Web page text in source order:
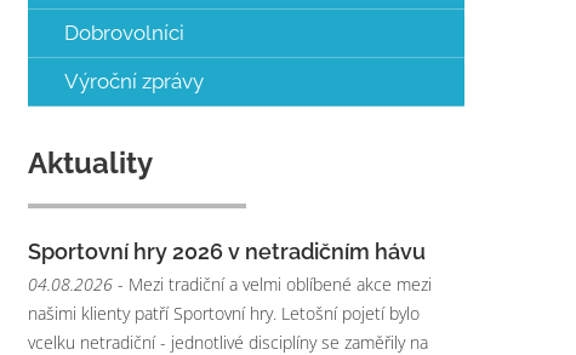
Dobrovolníci
Výroční zprávy
Aktuality
Sportovní hry 2026 v netradičním hávu
04.08.2026 - Mezi tradiční a velmi oblíbené akce mezi
našimi klienty patří Sportovní hry. Letošní pojetí bylo
vcelku netradiční - jednotlivé disciplíny se zaměřily na